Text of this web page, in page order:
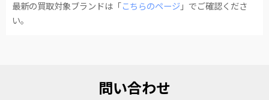
最新の買取対象ブランドは「 こちらのページ」でご確認くださ
い。
問い合わせ